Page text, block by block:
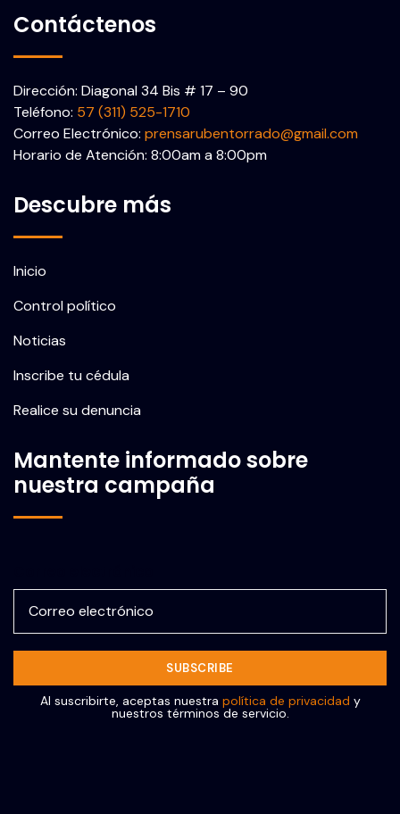
Contáctenos
Dirección: Diagonal 34 Bis # 17 – 90
Teléfono: 57 (311) 525-1710
Correo Electrónico: prensarubentorrado@gmail.com
Horario de Atención: 8:00am a 8:00pm
Descubre más
Inicio
Control político
Noticias
Inscribe tu cédula
Realice su denuncia
Mantente informado sobre
nuestra campaña
Al suscribirte, aceptas nuestra política de privacidad y
nuestros términos de servicio.